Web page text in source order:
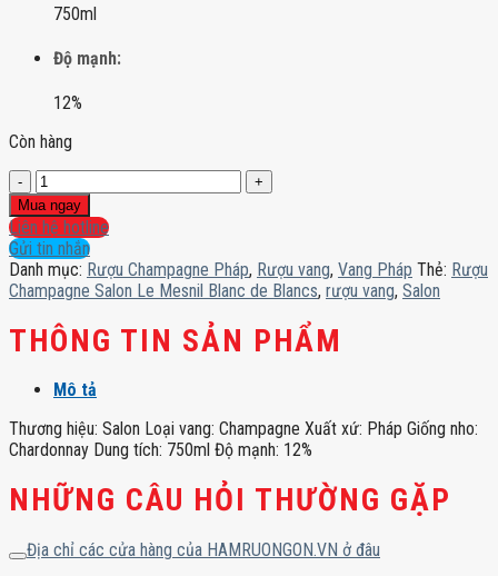
750ml
Độ mạnh:
12%
Còn hàng
Rượu
Champagne
Salon
Le
Mesnil
Blanc
de
Blancs
số
Mua ngay
Liên hệ hotline
Gửi tin nhắn
Danh mục: Rượu Champagne Pháp, Rượu vang, Vang Pháp Thẻ: Rượu
Champagne Salon Le Mesnil Blanc de Blancs, rượu vang, Salon
THÔNG TIN SẢN PHẨM
Mô tả
Thương hiệu: Salon Loại vang: Champagne Xuất xứ: Pháp Giống nho:
Chardonnay Dung tích: 750ml Độ mạnh: 12%
NHỮNG CÂU HỎI THƯỜNG GẶP
Địa chỉ các cửa hàng của HAMRUONGON.VN ở đâu